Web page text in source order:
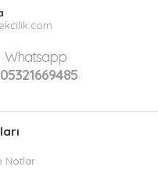
Whatsapp
Notlar